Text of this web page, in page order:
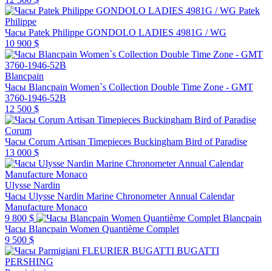
Patek
Philippe
Часы Patek Philippe GONDOLO LADIES 4981G / WG
10 900 $
Blancpain
Часы Blancpain Women`s Collection Double Time Zone - GMT
3760-1946-52B
12 500 $
Corum
Часы Corum Artisan Timepieces Buckingham Bird of Paradise
13 000 $
Ulysse Nardin
Часы Ulysse Nardin Marine Chronometer Annual Calendar
Manufacture Monaco
9 800 $
Blancpain
Часы Blancpain Women Quantième Complet
9 500 $